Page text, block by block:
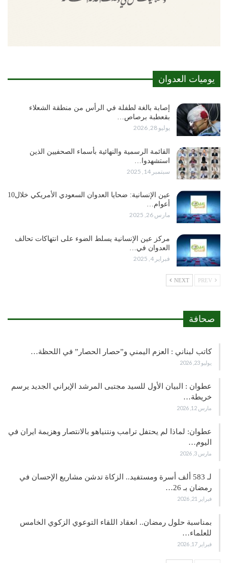
يوميات العدوان
إصابة بالغة لطفلة في الرأس من منطقة الشعلاء
بقعطبة برصاص…
يوليو 28, 2026
القائمة الرسمية والنهائية بأسماء الصحفيين الذين
استشهدوا…
سبتمبر 14, 2025
عين الإنسانية: ضحايا العدوان السعودي الأمريكي خلال10
أعوام…
مارس 26, 2025
مركز عين الإنسانية يسلط الضوء على انتهاكات تحالف
العدوان في…
فبراير 4, 2025
NEXT
صحافة
كاتب لبناني : العزم اليمني و”حصار الحصار” في اللحظة…
يوليو 23, 2026
عطوان : البيان الأول للسيد مجتبى المرشد الإيراني الجديد يرسم
خريطة…
مارس 12, 2026
عطوان: لماذا لم يحتفل ترامب ونتنياهو بالانتصار وهزيمة ايران في
اليوم…
مارس 3, 2026
لـ 583 ألف أسرة ومستفيد.. الزكاة تدشن مشاريع الإحسان في
رمضان بـ 26…
فبراير 21, 2026
بمناسبة حلول رمضان.. انعقاد اللقاء التوعوي الزكوي الخامس
للعلماء…
فبراير 17, 2026